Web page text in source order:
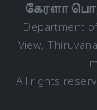
கேரளா
Department
View,
All rights